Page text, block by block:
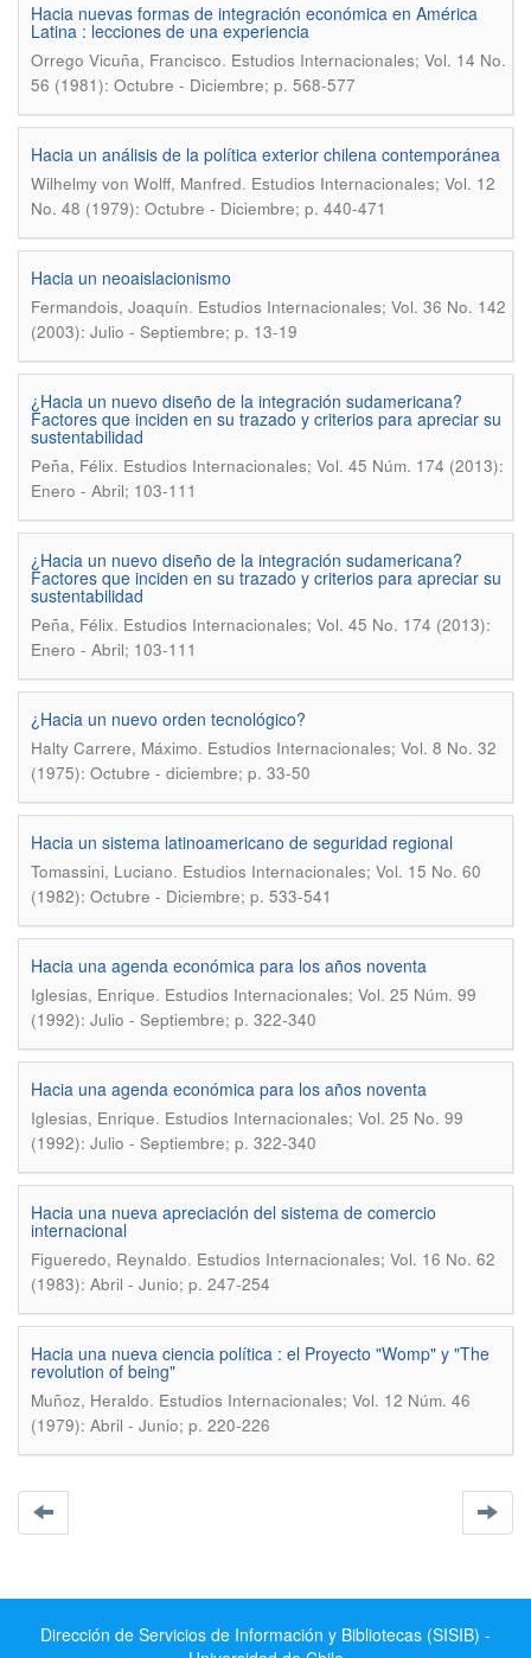
Hacia nuevas formas de integración económica en América
Latina : lecciones de una experiencia
Orrego Vicuña, Francisco. Estudios Internacionales; Vol. 14 No.
56 (1981): Octubre - Diciembre; p. 568-577
Hacia un análisis de la política exterior chilena contemporánea
Wilhelmy von Wolff, Manfred. Estudios Internacionales; Vol. 12
No. 48 (1979): Octubre - Diciembre; p. 440-471
Hacia un neoaislacionismo
Fermandois, Joaquín. Estudios Internacionales; Vol. 36 No. 142
(2003): Julio - Septiembre; p. 13-19
¿Hacia un nuevo diseño de la integración sudamericana?
Factores que inciden en su trazado y criterios para apreciar su
sustentabilidad
Peña, Félix. Estudios Internacionales; Vol. 45 Núm. 174 (2013):
Enero - Abril; 103-111
¿Hacia un nuevo diseño de la integración sudamericana?
Factores que inciden en su trazado y criterios para apreciar su
sustentabilidad
Peña, Félix. Estudios Internacionales; Vol. 45 No. 174 (2013):
Enero - Abril; 103-111
¿Hacia un nuevo orden tecnológico?
Halty Carrere, Máximo. Estudios Internacionales; Vol. 8 No. 32
(1975): Octubre - diciembre; p. 33-50
Hacia un sistema latinoamericano de seguridad regional
Tomassini, Luciano. Estudios Internacionales; Vol. 15 No. 60
(1982): Octubre - Diciembre; p. 533-541
Hacia una agenda económica para los años noventa
Iglesias, Enrique. Estudios Internacionales; Vol. 25 Núm. 99
(1992): Julio - Septiembre; p. 322-340
Hacia una agenda económica para los años noventa
Iglesias, Enrique. Estudios Internacionales; Vol. 25 No. 99
(1992): Julio - Septiembre; p. 322-340
Hacia una nueva apreciación del sistema de comercio
internacional
Figueredo, Reynaldo. Estudios Internacionales; Vol. 16 No. 62
(1983): Abril - Junio; p. 247-254
Hacia una nueva ciencia política : el Proyecto "Womp" y "The
revolution of being"
Muñoz, Heraldo. Estudios Internacionales; Vol. 12 Núm. 46
(1979): Abril - Junio; p. 220-226
Dirección de Servicios de Información y Bibliotecas (SISIB) -